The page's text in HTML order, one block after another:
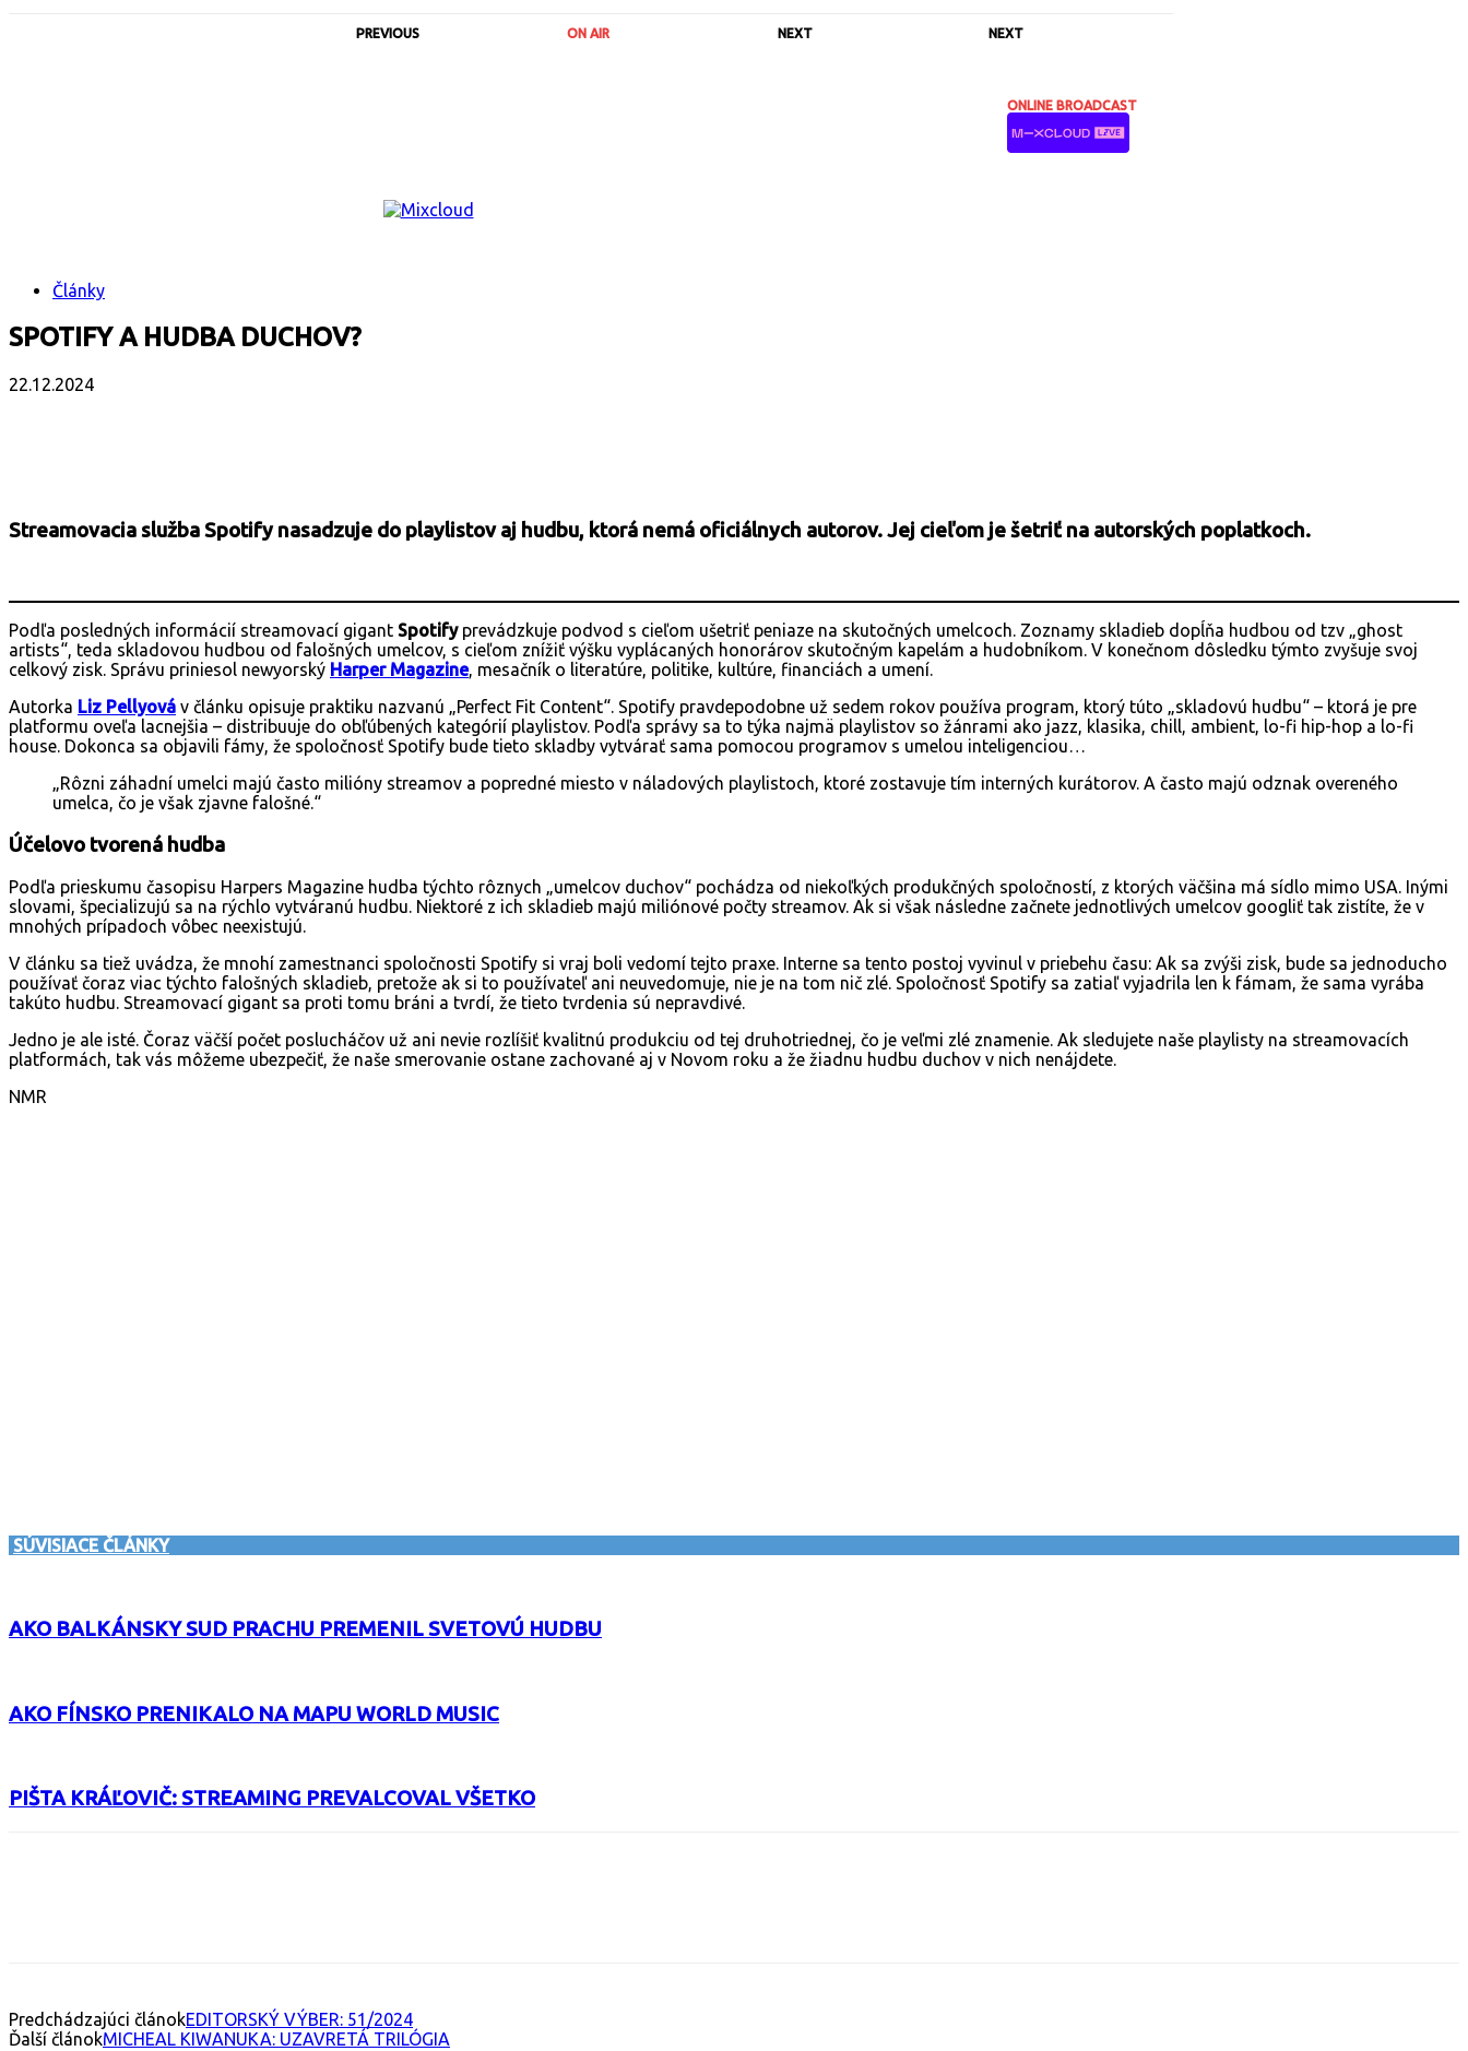
PREVIOUS ON AIR NEXT NEXT
ONLINE BROADCAST
Články
SPOTIFY A HUDBA DUCHOV?
22.12.2024
Streamovacia služba Spotify nasadzuje do playlistov aj hudbu, ktorá nemá oficiálnych autorov. Jej cieľom je šetriť na autorských poplatkoch.
Podľa posledných informácií streamovací gigant Spotifyprevádzkuje podvod s cieľom ušetriť peniaze na skutočných umelcoch. Zoznamy skladieb dopĺňa hudbou od tzv „ghost
artists“, teda skladovou hudbou od falošných umelcov, s cieľom znížiť výšku vyplácaných honorárov skutočným kapelám a hudobníkom. V konečnom dôsledku týmto zvyšuje svoj
celkový zisk. Správu priniesol newyorský Harper Magazine, mesačník o literatúre, politike, kultúre, financiách a umení.
Autorka Liz Pellyová v článku opisuje praktiku nazvanú „Perfect Fit Content“. Spotify pravdepodobne už sedem rokov používa program, ktorý túto „skladovú hudbu“ – ktorá je pre
platformu oveľa lacnejšia – distribuuje do obľúbených kategórií playlistov. Podľa správy sa to týka najmä playlistov so žánrami ako jazz, klasika, chill, ambient, lo-fi hip-hop a lo-fi
house. Dokonca sa objavili fámy, že spoločnosť Spotify bude tieto skladby vytvárať sama pomocou programov s umelou inteligenciou…
„Rôzni záhadní umelci majú často milióny streamov a popredné miesto v náladových playlistoch, ktoré zostavuje tím interných kurátorov. A často majú odznak overeného
umelca, čo je však zjavne falošné.“
Účelovo tvorená hudba
Podľa prieskumu časopisu Harpers Magazine hudba týchto rôznych „umelcov duchov“ pochádza od niekoľkých produkčných spoločností, z ktorých väčšina má sídlo mimo USA. Inými
slovami, špecializujú sa na rýchlo vytváranú hudbu. Niektoré z ich skladieb majú miliónové počty streamov. Ak si však následne začnete jednotlivých umelcov googliť tak zistíte, že v
mnohých prípadoch vôbec neexistujú.
V článku sa tiež uvádza, že mnohí zamestnanci spoločnosti Spotify si vraj boli vedomí tejto praxe. Interne sa tento postoj vyvinul v priebehu času: Ak sa zvýši zisk, bude sa jednoducho
používať čoraz viac týchto falošných skladieb, pretože ak si to používateľ ani neuvedomuje, nie je na tom nič zlé. Spoločnosť Spotify sa zatiaľ vyjadrila len k fámam, že sama vyrába
takúto hudbu. Streamovací gigant sa proti tomu bráni a tvrdí, že tieto tvrdenia sú nepravdivé.
Jedno je ale isté. Čoraz väčší počet poslucháčov už ani nevie rozlíšiť kvalitnú produkciu od tej druhotriednej, čo je veľmi zlé znamenie. Ak sledujete naše playlisty na streamovacích
platformách, tak vás môžeme ubezpečiť, že naše smerovanie ostane zachované aj v Novom roku a že žiadnu hudbu duchov v nich nenájdete.
NMR
SÚVISIACE ČLÁNKY
AKO BALKÁNSKY SUD PRACHU PREMENIL SVETOVÚ HUDBU
AKO FÍNSKO PRENIKALO NA MAPU WORLD MUSIC
PIŠTA KRÁĽOVIČ: STREAMING PREVALCOVAL VŠETKO
Predchádzajúci článokEDITORSKÝ VÝBER: 51/2024
Ďalší článokMICHEAL KIWANUKA: UZAVRETÁ TRILÓGIA